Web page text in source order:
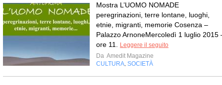
Mostra L’UOMO NOMADE
peregrinazioni, terre lontane, luoghi,
etnie, migranti, memorie Cosenza –
Palazzo ArnoneMercoledì 1 luglio 2015
ore 11.
Leggere il seguito
Da Amedit Magazine
CULTURA SOCIETÀ